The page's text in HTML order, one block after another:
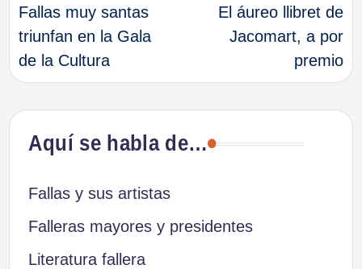
de
entradas
Fallas muy santas
triunfan en la Gala
de la Cultura
El áureo llibret de
Jacomart, a por
premio
Aquí se habla de…
Fallas y sus artistas
Falleras mayores y presidentes
Literatura fallera